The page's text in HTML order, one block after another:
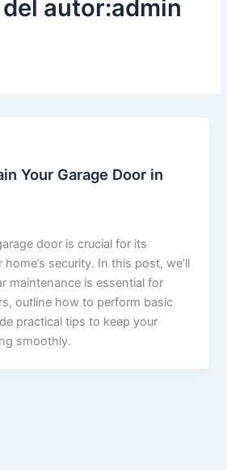
del autor:admin
Your Garage Door in
door is crucial for its
security. In this post, we’ll
maintenance is essential for
outline how to perform basic
practical tips to keep your
smoothly.